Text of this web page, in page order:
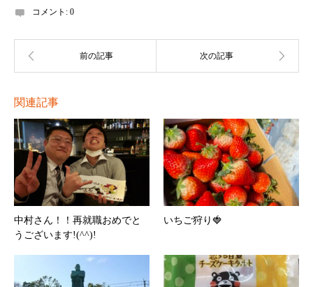
コメント: 0
関連記事
中村さん！！再就職おめでと
うございます!(^^)!
いちご狩り🍓